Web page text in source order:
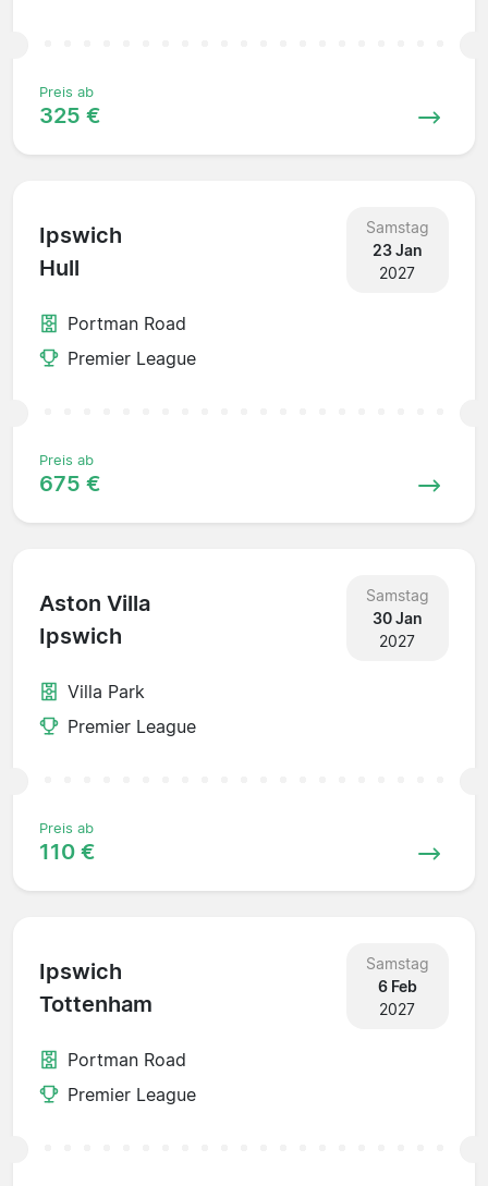
Preis ab
325 €
Ipswich
Hull
Samstag
23 Jan
2027
Portman Road
Premier League
Preis ab
675 €
Aston Villa
Ipswich
Samstag
30 Jan
2027
Villa Park
Premier League
Preis ab
110 €
Ipswich
Tottenham
Samstag
6 Feb
2027
Portman Road
Premier League